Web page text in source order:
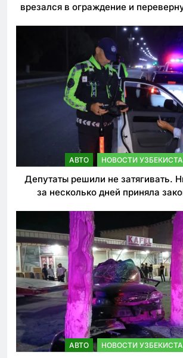
врезался в ограждение и
АВТО НОВОСТИ
Депутаты решили не затягивать.
за несколько дней приняла
АВТО НОВОСТИ